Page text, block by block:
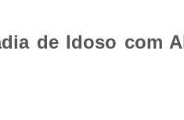
de Idoso com